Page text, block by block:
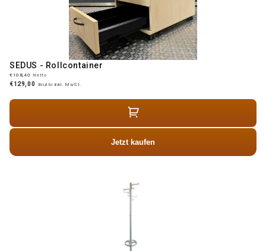
SEDUS - Rollcontainer
€108,40 Netto
€129,00 Brutto inkl. MwSt.
Jetzt kaufen